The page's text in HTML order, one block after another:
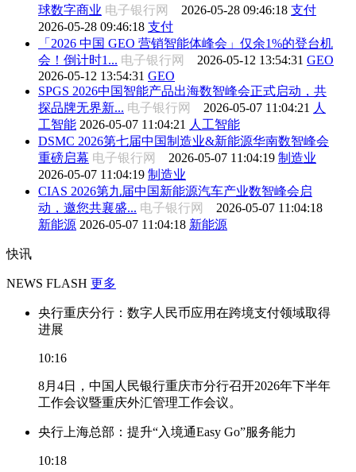
球数字商业 电子银行网 2026-05-28 09:46:18 支付
2026-05-28 09:46:18 支付
「2026 中国 GEO 营销智能体峰会」仅余1%的登台机
会！倒计时1... 电子银行网 2026-05-12 13:54:31 GEO
2026-05-12 13:54:31 GEO
SPGS 2026中国智能产品出海数智峰会正式启动，共
探品牌无界新... 电子银行网 2026-05-07 11:04:21 人
工智能 2026-05-07 11:04:21 人工智能
DSMC 2026第七届中国制造业&新能源华南数智峰会
重磅启幕 电子银行网 2026-05-07 11:04:19 制造业
2026-05-07 11:04:19 制造业
CIAS 2026第九届中国新能源汽车产业数智峰会启
动，邀您共襄盛... 电子银行网 2026-05-07 11:04:18
新能源 2026-05-07 11:04:18 新能源
快讯
NEWS FLASH 更多
央行重庆分行：数字人民币应用在跨境支付领域取得
进展
10:16
8月4日，中国人民银行重庆市分行召开2026年下半年
工作会议暨重庆外汇管理工作会议。
央行上海总部：提升“入境通Easy Go”服务能力
10:18